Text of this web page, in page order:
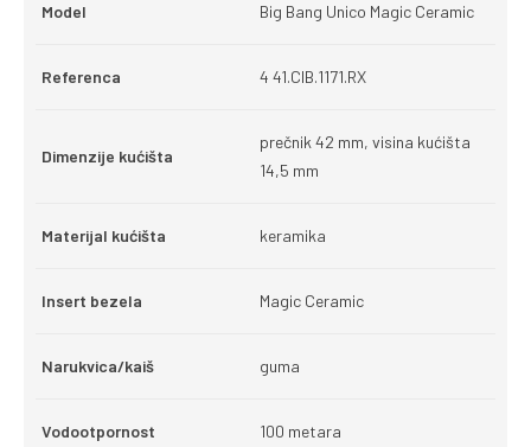
Model Big Bang Unico Magic Ceramic
Referenca 4 41.CIB.1171.RX
Dimenzije kućišta
prečnik 42 mm, visina kućišta
14,5 mm
Materijal kućišta keramika
Insert bezela Magic Ceramic
Narukvica/kaiš guma
Vodootpornost 100 metara